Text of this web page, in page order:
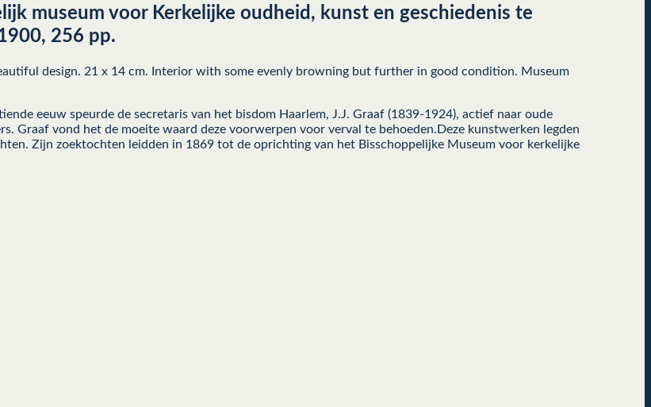
museum voor Kerkelijke oudheid, kunst en geschiedenis te
256 pp.
design. 21 x 14 cm. Interior with some evenly browning but further in good condition. Museum
eeuw speurde de secretaris van het bisdom Haarlem, J.J. Graaf (1839-1924), actief naar oude
Graaf vond het de moeite waard deze voorwerpen voor verval te behoeden.Deze kunstwerken legden
Zijn zoektochten leidden in 1869 tot de oprichting van het Bisschoppelijke Museum voor kerkelijke